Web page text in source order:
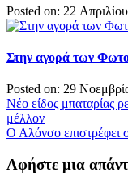
Posted on: 22
Στην αγορά των
Posted on: 29
Πλοήγηση
άρθρων
Νέο είδος μπαταρίας
μέλλον
Ο Αλόνσο επιστρέφει
Αφήστε μια